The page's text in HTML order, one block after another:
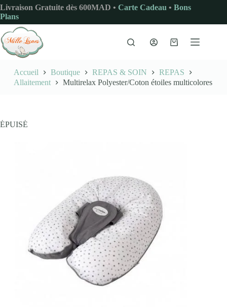
Passer
au
contenu
Livraison Gratuite dès 600MAD • Carte Cadeau • Bons
Plans
Panier
Accueil Boutique REPAS & SOIN
REPAS
Allaitement
Multirelax Polyester/Coton étoiles multicolores
ÉPUISÉ